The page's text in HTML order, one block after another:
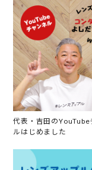
代表・吉田のYouTube
ルはじめました